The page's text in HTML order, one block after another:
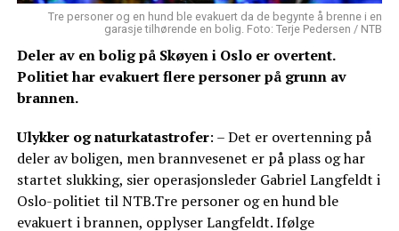
Tre personer og en hund ble evakuert da de begynte å brenne i en
garasje tilhørende en bolig. Foto: Terje Pedersen / NTB
Deler av en bolig på Skøyen i Oslo er overtent.
Politiet har evakuert flere personer på grunn av
brannen.
Ulykker og naturkatastrofer: – Det er overtenning på
deler av boligen, men brannvesenet er på plass og har
startet slukking, sier operasjonsleder Gabriel Langfeldt i
Oslo-politiet til NTB.Tre personer og en hund ble
evakuert i brannen, opplyser Langfeldt. Ifølge